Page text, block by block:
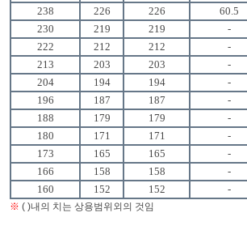
238
226 226 60.5
230
219 219 -
222
212 212 -
213
203 203 -
204
194 194 -
196
187 187 -
188
179 179 -
180
171 171 -
173
165 165 -
166
158 158 -
160
152 152 -
※ ( )내의 치는 상용범위외의 것임